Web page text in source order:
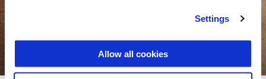
Settings
Allow all cookies